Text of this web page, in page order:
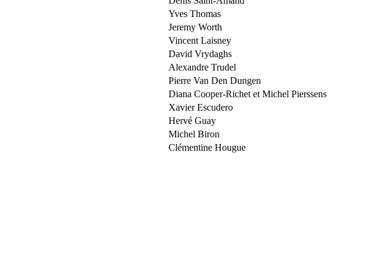
Yves Thomas
Jeremy Worth
Vincent Laisney
David Vrydaghs
Alexandre Trudel
Pierre Van Den Dungen
Diana Cooper-Richet et Michel Pierssens
XavierEscudero
Hervé Guay
Michel Biron
Clémentine Hougue